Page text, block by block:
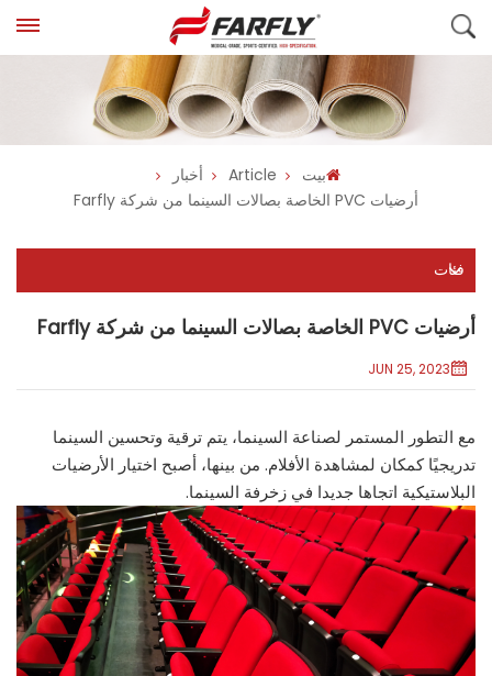
بيت Article
أخبار
أرضيات PVC الخاصة بصالات السينما من شركة Farfly
فئات
أرضيات PVC الخاصة بصالات السينما من شركة Farfly
JUN 25, 2023
مع التطور المستمر لصناعة السينما، يتم ترقية وتحسين السينما
تدريجيًا كمكان لمشاهدة الأفلام. من بينها، أصبح اختيار الأرضيات
البلاستيكية اتجاها جديدا في زخرفة السينما.